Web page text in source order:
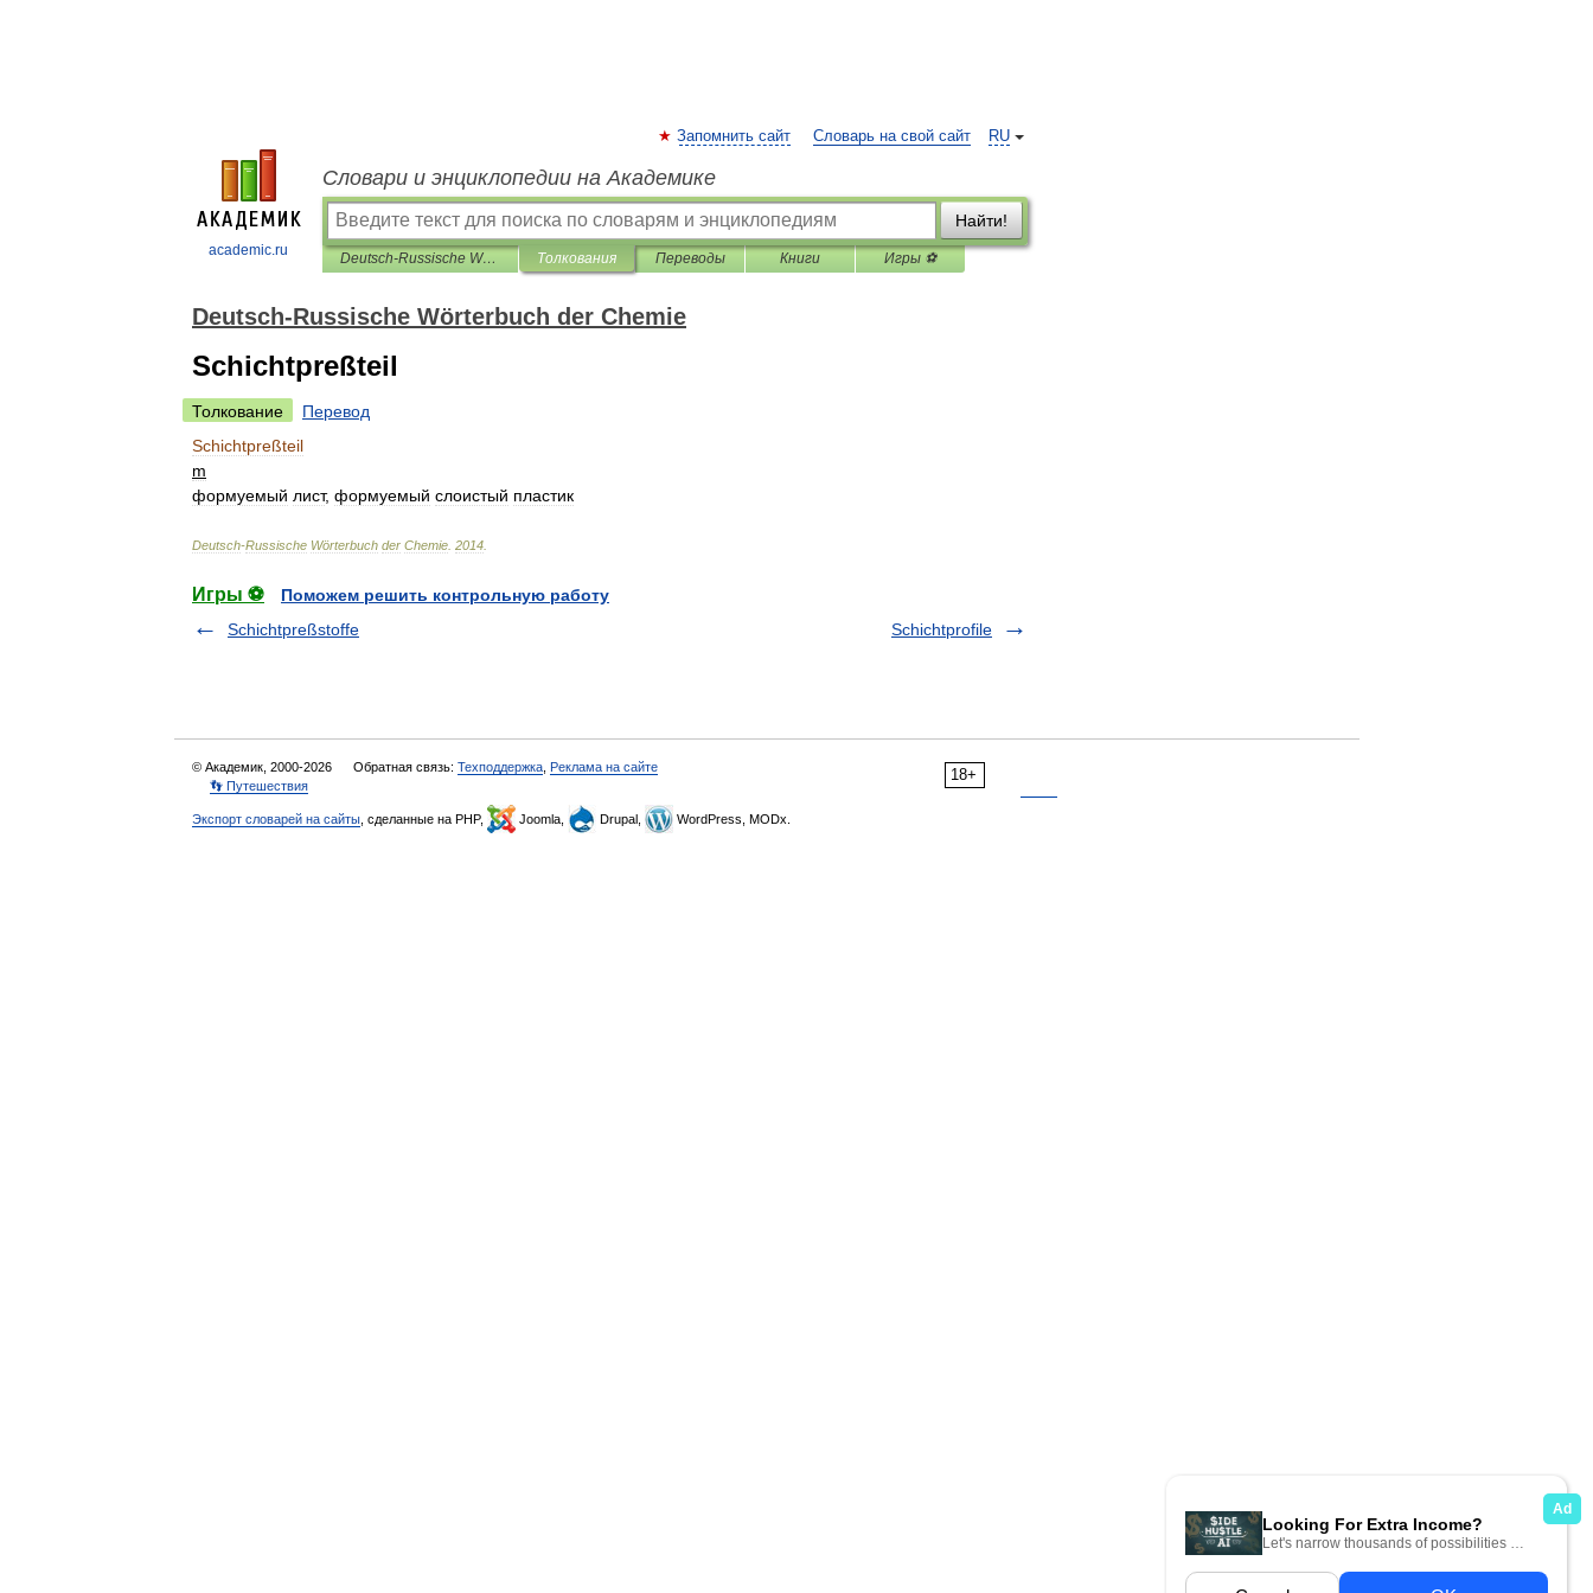
academic.ru
RU
Запомнить сайт Словарь на свой сайт
Словари и энциклопедии на Академике
Найти!
Deutsch-Russische Wörterbuch der Chemie Толкования Переводы Книги Игры ⚽
Deutsch-Russische Wörterbuch der Chemie
Schichtpreßteil
Толкование
Перевод
Schichtpreßteil
m
формуемый лист, формуемый слоистый пластик
Deutsch-Russische Wörterbuch der Chemie 2014
Игры ⚽
Поможем решить контрольную работу
Schichtpreßstoffe
Schichtprofile
18+
© Академик, 2000-2026 Обратная связь: Техподдержка Реклама на сайте
👣 Путешествия
Экспорт словарей на сайты , сделанные на PHP, Joomla, Drupal, WordPress, MODx.